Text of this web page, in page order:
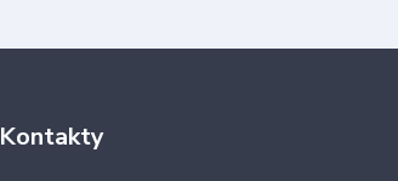
Kontakty